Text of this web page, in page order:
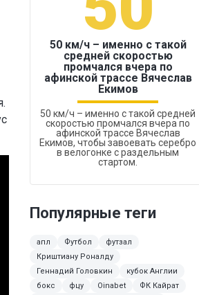
50 км/ч – именно с такой
средней скоростью
промчался вчера по
афинской трассе Вячеслав
Екимов
50 км/ч – именно с такой средней
скоростью промчался вчера по
афинской трассе Вячеслав
Екимов, чтобы завоевать серебро
в велогонке с раздельным
стартом.
Популярные теги
апл Футбол
футзал
Криштиану Роналду
Геннадий Головкин
кубок Англии
бокс
фцу Oinabet
ФК Кайрат